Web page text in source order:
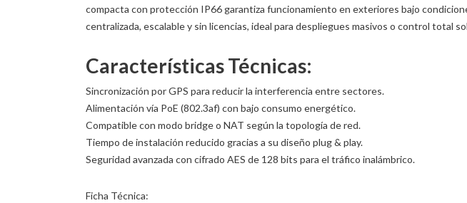
compacta con protección IP66 garantiza funcionamiento en exteriores bajo
centralizada, escalable y sin licencias, ideal para despliegues masivos o control total
Características Técnicas:
Sincronización por GPS para reducir la interferencia entre sectores.
Alimentación vía PoE (802.3af) con bajo consumo energético.
Compatible con modo bridge o NAT según la topología de red.
Tiempo de instalación reducido gracias a su diseño plug & play.
Seguridad avanzada con cifrado AES de 128 bits para el tráfico inalámbrico.
Ficha Técnica: